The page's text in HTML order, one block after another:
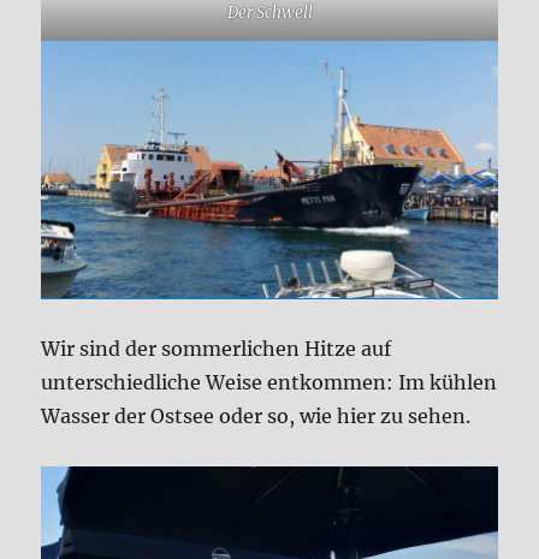
Der Schwell
Wir sind der sommerlichen Hitze auf
unterschiedliche Weise entkommen: Im kühlen
Wasser der Ostsee oder so, wie hier zu sehen.